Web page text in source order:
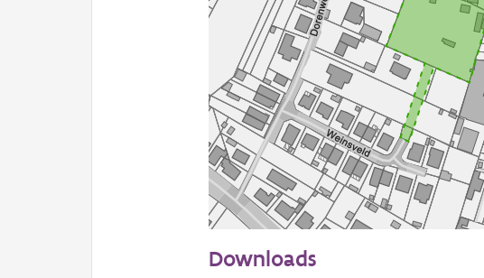
Informatie Vlaanderen
Downloads